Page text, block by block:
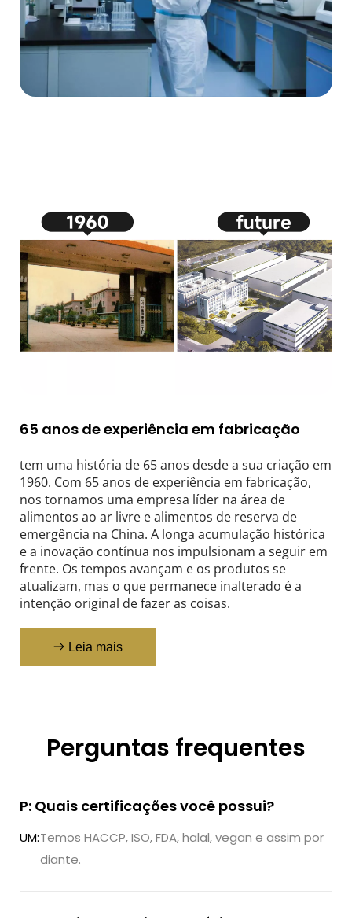
65 anos de experiência em fabricação
tem uma história de 65 anos desde a sua criação em
1960. Com 65 anos de experiência em fabricação,
nos tornamos uma empresa líder na área de
alimentos ao ar livre e alimentos de reserva de
emergência na China. A longa acumulação histórica
e a inovação contínua nos impulsionam a seguir em
frente. Os tempos avançam e os produtos se
atualizam, mas o que permanece inalterado é a
intenção original de fazer as coisas.
Leia mais
Perguntas frequentes
P: Quais certificações você possui?
UM:Temos HACCP, ISO, FDA, halal, vegan e assim por
diante.